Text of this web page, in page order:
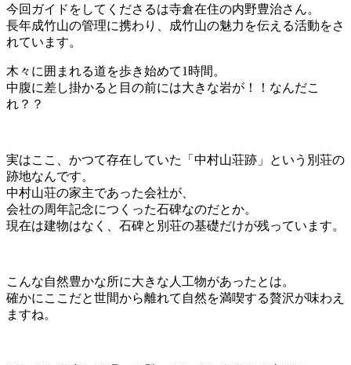
今回ガイドをしてくださるは寺倉在住の内野豊治さん。
長年成竹山の管理に携わり、成竹山の魅力を伝える活動をさ
れています。
木々に囲まれる道を歩き始めて1時間。
中腹に差し掛かると目の前には大きな岩が！！なんだこ
れ？？
実はここ、かつて存在していた「中村山荘跡」という別荘の
跡地なんです。
中村山荘の家主であった会社が、
会社の周年記念につくった石碑なのだとか。
現在は建物はなく、石碑と別荘の基礎だけが残っています。
こんな自然豊かな所に大きな人工物があったとは。
確かにここだと世間から離れて自然を満喫する贅沢が味わえ
ますね。